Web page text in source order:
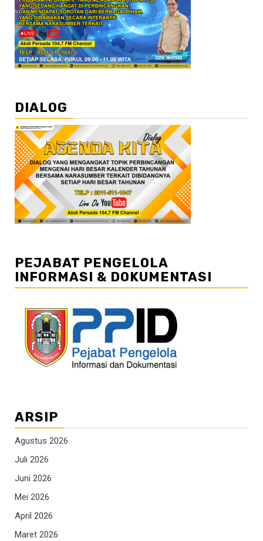
DIALOG
PEJABAT PENGELOLA
INFORMASI & DOKUMENTASI
ARSIP
Agustus 2026
Juli 2026
Juni 2026
Mei 2026
April 2026
Maret 2026